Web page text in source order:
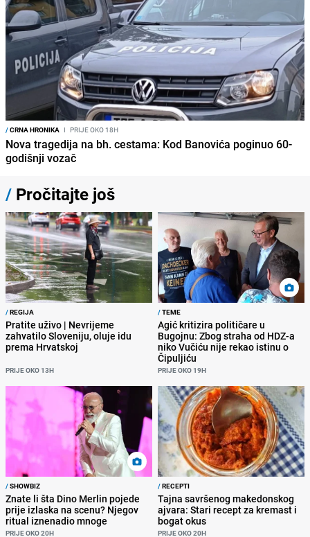
/CRNA HRONIKA I PRIJE OKO 18H
Nova tragedija na bh. cestama: Kod Banovića poginuo 60-
godišnji vozač
/ Pročitajte još
/REGIJA
Pratite uživo | Nevrijeme
zahvatilo Sloveniju, oluje idu
prema Hrvatskoj
PRIJE OKO 13H
/TEME
Agić kritizira političare u
Bugojnu: Zbog straha od HDZ-a
niko Vučiću nije rekao istinu o
Čipuljiću
PRIJE OKO 19H
/SHOWBIZ
Znate li šta Dino Merlin pojede
prije izlaska na scenu? Njegov
ritual iznenadio mnoge
PRIJE OKO 20H
/RECEPTI
Tajna savršenog makedonskog
ajvara: Stari recept za kremast i
bogat okus
PRIJE OKO 20H